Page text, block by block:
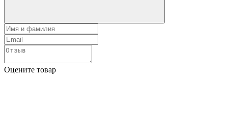
Оцените товар